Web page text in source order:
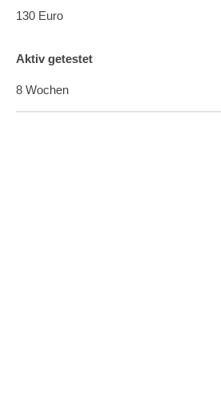
130 Euro
Aktiv getestet
8 Wochen